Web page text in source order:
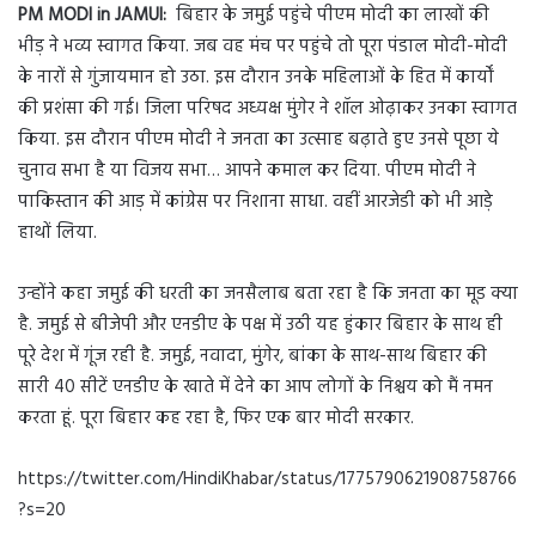
PM MODI in JAMUI: बिहार के जमुई पहुंचे पीएम मोदी का लाखों की
भीड़ ने भव्य स्वागत किया. जब वह मंच पर पहुंचे तो पूरा पंडाल मोदी-मोदी
के नारों से गुंजायमान हो उठा. इस दौरान उनके महिलाओं के हित में कार्यों
की प्रशंसा की गई। जिला परिषद अध्यक्ष मुंगेर ने शॉल ओढ़ाकर उनका स्वागत
किया. इस दौरान पीएम मोदी ने जनता का उत्साह बढ़ाते हुए उनसे पूछा ये
चुनाव सभा है या विजय सभा… आपने कमाल कर दिया. पीएम मोदी ने
पाकिस्तान की आड़ में कांग्रेस पर निशाना साधा. वहीं आरजेडी को भी आड़े
हाथों लिया.
उन्होंने कहा जमुई की धरती का जनसैलाब बता रहा है कि जनता का मूड क्या
है. जमुई से बीजेपी और एनडीए के पक्ष में उठी यह हुंकार बिहार के साथ ही
पूरे देश में गूंज रही है. जमुई, नवादा, मुंगेर, बांका के साथ-साथ बिहार की
सारी 40 सीटें एनडीए के खाते में देने का आप लोगों के निश्चय को मैं नमन
करता हूं. पूरा बिहार कह रहा है, फिर एक बार मोदी सरकार.
https://twitter.com/HindiKhabar/status/1775790621908758766
?s=20